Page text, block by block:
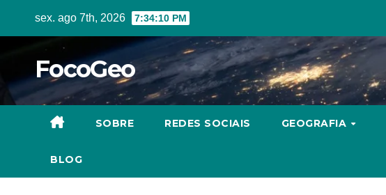
sex. ago 7th, 2026 7:34:11 PM
FocoGeo
SOBRE REDES SOCIAIS GEOGRAFIA
BLOG